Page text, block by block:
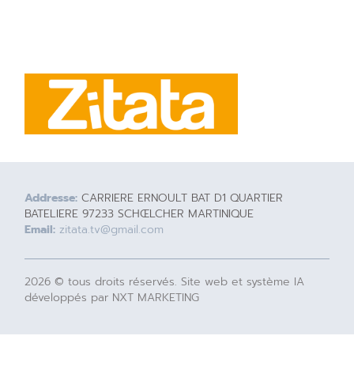
Addresse: CARRIERE ERNOULT BAT D1 QUARTIER
BATELIERE 97233 SCHŒLCHER MARTINIQUE
Email: zitata.tv@gmail.com
2026 © tous droits réservés. Site web et système IA
développés par NXT MARKETING